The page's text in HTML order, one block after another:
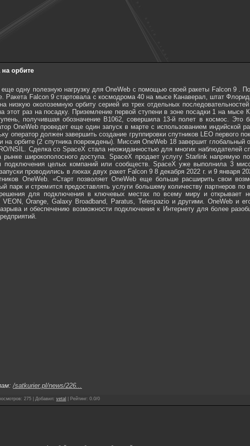
на орбите
одну полезную нагрузку для OneWeb с помощью своей ракеты Falcon 9 .
Ракета Falcon 9 стартовала с космодрома 40 на мысе Канаверал, штат
низкую околоземную орбиту серией из трех отдельных
этот раз на посадку. Приземление первой ступени в зоне посадки 1 на
получившая обозначение B1062, совершила 13-й полет в космос. Это
OneWeb проведет еще один запуск в марте с использованием индийской
оператор должен завершить создание группировки спутников LEO первого
на орбите (2 спутника повреждены). Миссия OneWeb 18 завершит глобальный
NSIL. Сделка со SpaceX стала неожиданностью для многих наблюдателей
рынке широкополосного доступа. SpaceX продает услугу Starlink напрямую
подключения целых компаний или сообществ. SpaceX уже выполнила 3
проводились в люках двух ракет Falcon 9 8 декабря 2022 г. и 9 января
OneWeb. «Старт позволяет OneWeb еще больше расширить свои
парк и стремится предоставлять услуги большему количеству партнеров
для подключения в ключевых местах по всему миру и открывает
VEON, Orange, Galaxy Broadband, Paratus, Telespazio и другими. OneWeb и
и обеспечению возможности подключения к Интернету для более
/satkurier.pl/news/226...
: 275 Добавил: vetal Рейтинг: 0.0/0